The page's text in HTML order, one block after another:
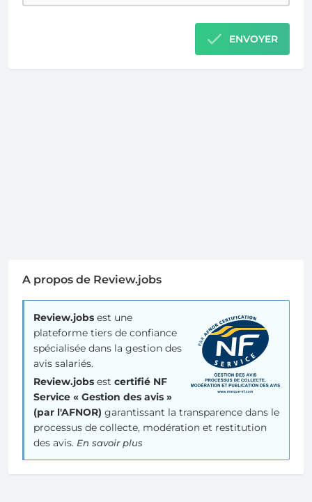
ENVOYER
A propos de Review.jobs
Review.jobs est une
plateforme tiers de confiance
spécialisée dans la gestion des
avis salariés.
Review.jobs est certifié NF
Service « Gestion des avis »
(par l'AFNOR) garantissant la transparence dans le
processus de collecte, modération et restitution
des avis. En savoir plus